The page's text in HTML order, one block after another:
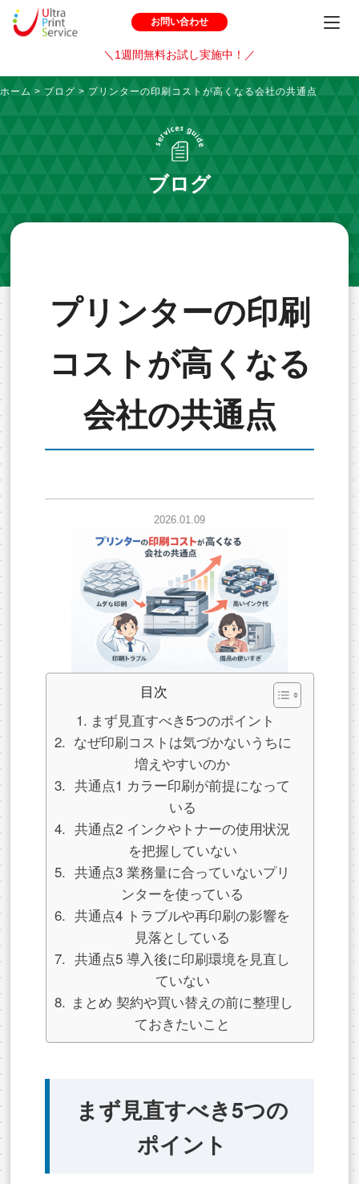
お問い合わせ
＼1週間無料お試し実施中！／
ホーム > ブログ > プリンターの印刷コストが高くなる会社の共通点
ブログ
プリンターの印刷
コストが高くなる
会社の共通点
2026.01.09
目次
まず見直すべき5つのポイント
なぜ印刷コストは気づかないうちに
増えやすいのか
共通点1 カラー印刷が前提になって
いる
共通点2 インクやトナーの使用状況
を把握していない
共通点3 業務量に合っていないプリ
ンターを使っている
共通点4 トラブルや再印刷の影響を
見落としている
共通点5 導入後に印刷環境を見直し
ていない
まとめ 契約や買い替えの前に整理し
ておきたいこと
まず見直すべき5つの
ポイント